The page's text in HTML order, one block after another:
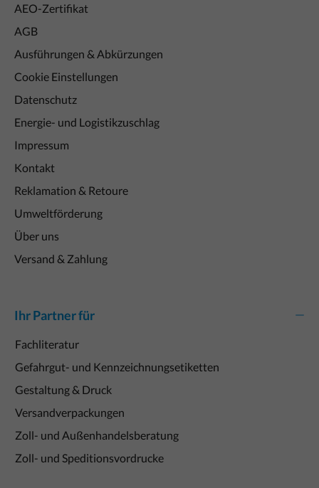
AEO-Zertifikat
AGB
Ausführungen & Abkürzungen
Cookie Einstellungen
Datenschutz
Energie- und Logistikzuschlag
Impressum
Kontakt
Reklamation & Retoure
Umweltförderung
Über uns
Versand & Zahlung
Ihr Partner für
Fachliteratur
Gefahrgut- und Kennzeichnungsetiketten
Gestaltung & Druck
Versandverpackungen
Zoll- und Außenhandelsberatung
Zoll- und Speditionsvordrucke